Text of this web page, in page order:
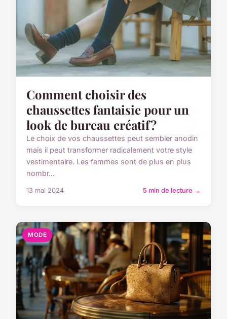
Comment choisir des
chaussettes fantaisie pour un
look de bureau créatif?
Le choix de vos chaussettes peut sembler anodin
mais il peut transformer radicalement votre style
vestimentaire. Les femmes sont de plus en plus
nombr...
13 mai 2024 5 min de lecture →
MODE